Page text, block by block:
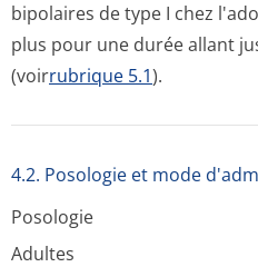
bipolaires de type I chez
plus pour une durée allant
(voirrubrique 5.1).
4.2. Posologie et mode
Posologie
Adultes